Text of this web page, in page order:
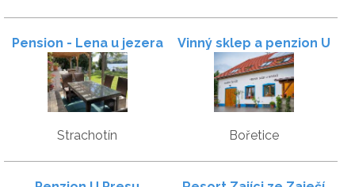
Pension - Lena u jezera
Strachotín
Vinný sklep a penzion U
Nováků
Bořetice